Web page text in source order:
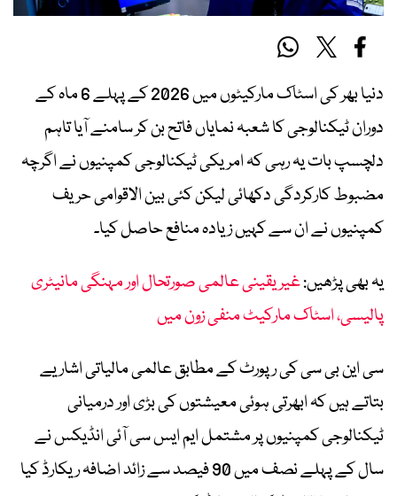
دنیا بھر کی اسٹاک مارکیٹوں میں 2026 کے پہلے 6 ماہ کے
دوران ٹیکنالوجی کا شعبہ نمایاں فاتح بن کر سامنے آیا تاہم
دلچسپ بات یہ رہی کہ امریکی ٹیکنالوجی کمپنیوں نے اگرچہ
مضبوط کارکردگی دکھائی لیکن کئی بین الاقوامی حریف
کمپنیوں نے ان سے کہیں زیادہ منافع حاصل کیا۔
یہ بھی پڑھیں:غیر یقینی عالمی صورتحال اور مہنگی مانیٹری
پالیسی، اسٹاک مارکیٹ منفی زون میں
سی این بی سی کی رپورٹ کے مطابق عالمی مالیاتی اشاریے
بتاتے ہیں کہ ابھرتی ہوئی معیشتوں کی بڑی اور درمیانی
ٹیکنالوجی کمپنیوں پر مشتمل ایم ایس سی آئی انڈیکس نے
سال کے پہلے نصف میں 90 فیصد سے زائد اضافہ ریکارڈ کیا